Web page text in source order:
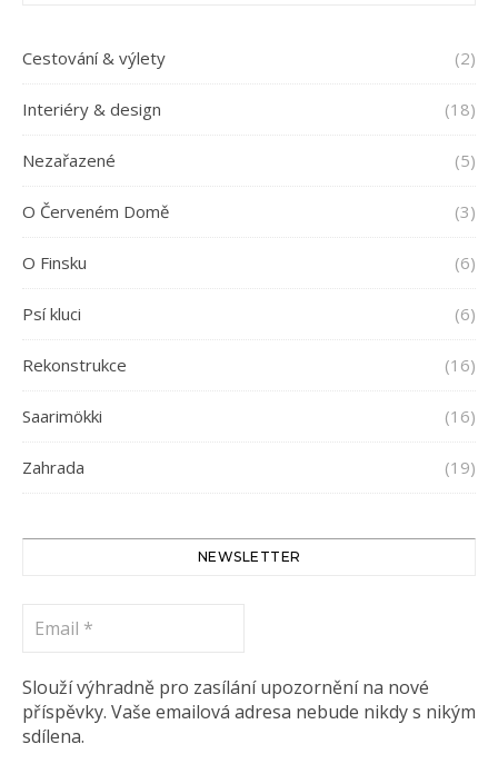
Cestování & výlety (2)
Interiéry & design (18)
Nezařazené (5)
O Červeném Domě (3)
O Finsku (6)
Psí kluci (6)
Rekonstrukce (16)
Saarimökki (16)
Zahrada (19)
NEWSLETTER
Slouží výhradně pro zasílání upozornění na nové
příspěvky. Vaše emailová adresa nebude nikdy s nikým
sdílena.